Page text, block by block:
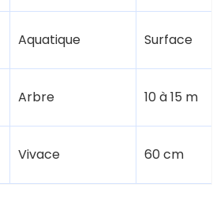
Aquatique Surface
Arbre 10 à 15 m
Vivace 60 cm